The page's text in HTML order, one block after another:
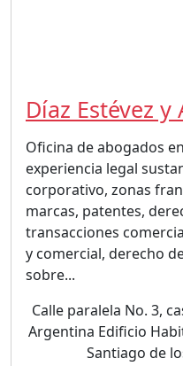
Díaz Estévez y
Oficina de abogados
experiencia legal
corporativo, zonas
marcas, patentes,
transacciones
y comercial, derecho
sobre...
Calle paralela No. 3,
Argentina Edificio
Santiago de